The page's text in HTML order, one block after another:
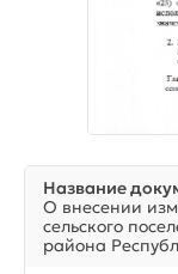
Название
О внесении
сельского
района